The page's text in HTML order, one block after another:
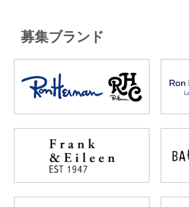
募集ブランド